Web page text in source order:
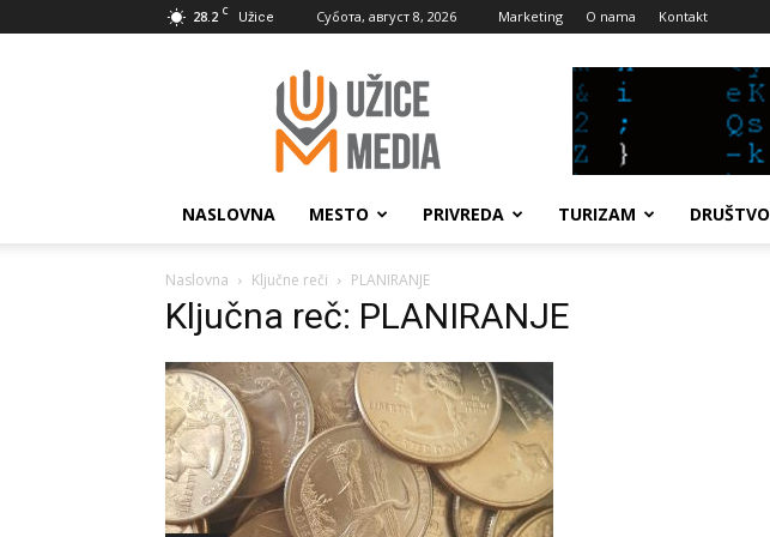
28.2 C Užice Субота, август 8, 2026 Marketing O nama Kontakt
UžiceMedia
NASLOVNA MESTO PRIVREDA TURIZAM DRUŠTVO
Naslovna Ključne reči PLANIRANJE
Ključna reč: PLANIRANJE